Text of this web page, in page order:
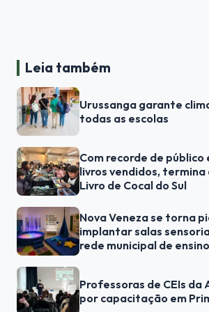
Leia também
Urussanga garante
todas as escolas
Com recorde de público
livros vendidos, termina
Livro de Cocal do Sul
Nova Veneza se torna
implantar salas
rede municipal de ensino
Professoras de CEIs da
por capacitação em